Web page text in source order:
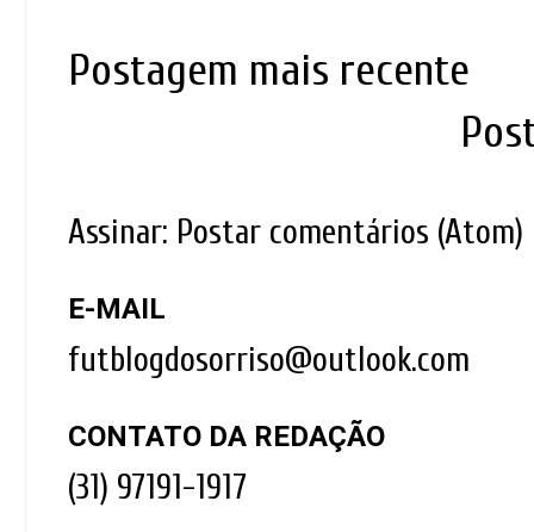
Postagem mais recente
Assinar: Postar comentários (Atom)
E-MAIL
futblogdosorriso@outlook.com
CONTATO DA REDAÇÃO
(31) 97191-1917